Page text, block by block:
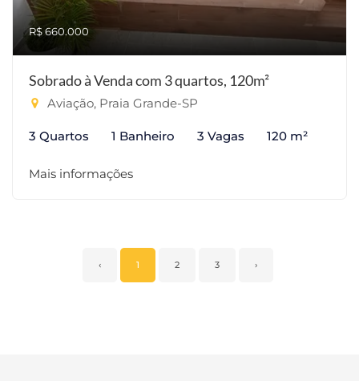
R$ 660.000
Sobrado à Venda com 3 quartos, 120m²
Aviação, Praia Grande-SP
3 Quartos 1 Banheiro 3 Vagas 120 m²
Mais informações
‹ 1 2 3 ›